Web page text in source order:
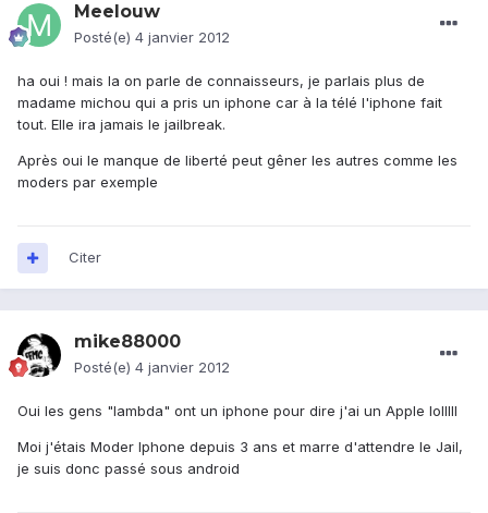
Meelouw
Posté(e) 4 janvier 2012
ha oui ! mais la on parle de connaisseurs, je parlais plus de
madame michou qui a pris un iphone car à la télé l'iphone fait
tout. Elle ira jamais le jailbreak.
Après oui le manque de liberté peut gêner les autres comme les
moders par exemple
Citer
mike88000
Posté(e) 4 janvier 2012
Oui les gens "lambda" ont un iphone pour dire j'ai un Apple lolllll
Moi j'étais Moder Iphone depuis 3 ans et marre d'attendre le Jail,
je suis donc passé sous android